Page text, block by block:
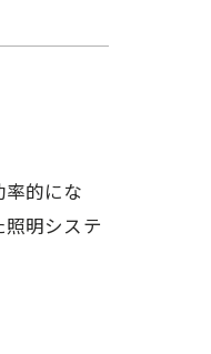
的にな
明システ